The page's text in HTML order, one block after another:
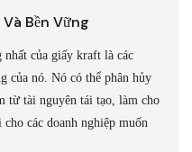
Bền Vững
của giấy kraft là các
của nó. Nó có thể phân hủy
từ tài nguyên tái tạo, làm cho
các doanh nghiệp muốn